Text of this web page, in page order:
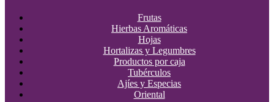
Frutas
Hierbas Aromáticas
Hojas
Hortalizas y Legumbres
Productos por caja
Tubérculos
Ajíes y Especias
Oriental